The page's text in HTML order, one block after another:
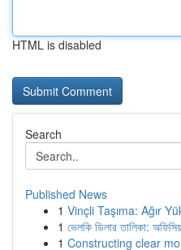
HTML is disabled
Search
Published News
1 Vinçli Taşıma: Ağır
1 ভেলকি ডিলার তালিকা:
1 Constructing clear